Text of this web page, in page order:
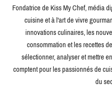
Fondatrice de Kiss My Chef, média
cuisine et à l'art de vivre
innovations culinaires, les
consommation et les recettes
sélectionner, analyser et mettre
comptent pour les passionnés de
du